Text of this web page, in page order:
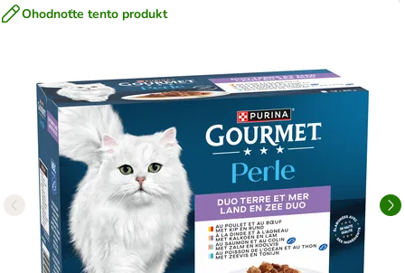
Ohodnoťte tento produkt